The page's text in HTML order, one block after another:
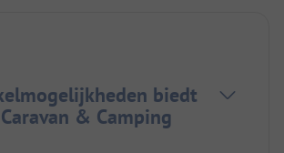
biedt
& Camping